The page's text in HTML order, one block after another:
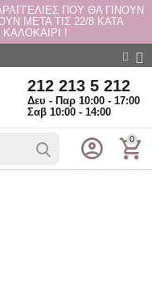
ΠΟΥ ΘΑ ΓΙΝΟΥΝ
ΜΕΤΑ ΤΙΣ 22/8 ΚΑΤΑ
!
212 213 5 212
Δευ - Παρ 10:00 - 17:00
Σαβ 10:00 - 14:00
0